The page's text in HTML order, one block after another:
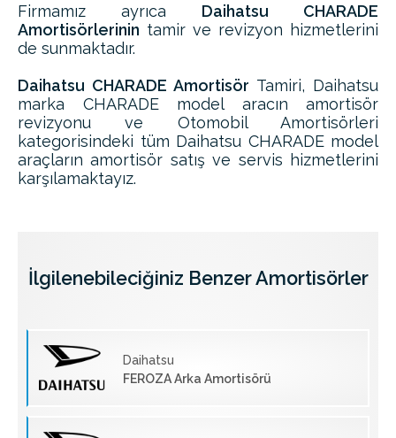
Firmamız ayrıca Daihatsu CHARADE
Amortisörlerinin tamir ve revizyon hizmetlerini
de sunmaktadır.
Daihatsu CHARADE Amortisör Tamiri, Daihatsu
marka CHARADE model aracın amortisör
revizyonu ve Otomobil Amortisörleri
kategorisindeki tüm Daihatsu CHARADE model
araçların amortisör satış ve servis hizmetlerini
karşılamaktayız.
İlgilenebileciğiniz Benzer Amortisörler
Daihatsu
FEROZA Arka Amortisörü